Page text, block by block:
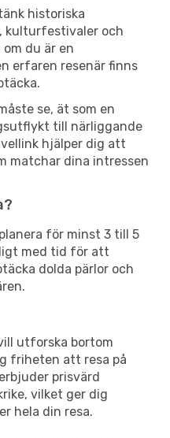
historiska
kulturfestivaler och
du är en
erfaren resenär finns
se, ät som en
till närliggande
hjälper dig att
matchar dina intressen
för minst 3 till 5
med tid för att
dolda pärlor och
utforska bortom
friheten att resa på
prisvärd
vilket ger dig
hela din resa.